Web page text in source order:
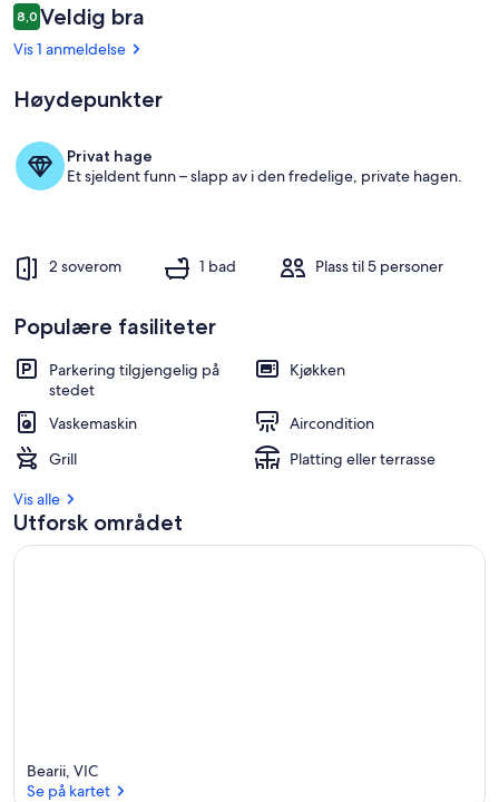
Murray
River
Utendørsservering
Anmeldelser
8,08,0 av 10 –
Veldig bra
Vis 1 anmeldelse
Høydepunkter
Privat hage
Et sjeldent funn – slapp av i den fredelige, private hagen.
2 soverom 1 bad Plass til 5 personer
Populære fasiliteter
Parkering tilgjengelig på
stedet
Kjøkken
Vaskemaskin
Aircondition
Grill
Platting eller terrasse
Vis alle
Utforsk området
Bearii, VIC
Se på kartet